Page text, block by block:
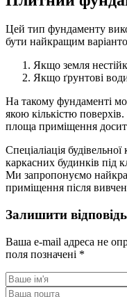
Цей тип фундаменту
бути найкращим
Якщо земля
Якщо ґрунтові
На такому фундаменті
якою кількістю
площа приміщення
Спеціаліація
каркасних будинків під
Ми запропонуємо
приміщення після
Залишити відповідь
Ваша e-mail адреса не
поля позначені *